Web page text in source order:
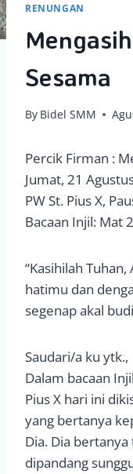
RENUNGAN
Sesama
By Bidel SMM
Percik Firman :
Jumat, 21
PW St. Pius X,
Bacaan Injil: Mat
“Kasihilah
hatimu dan
segenap akal
Saudari/a ku ytk.,
Dalam bacaan
Pius X hari ini
yang bertanya
Dia. Dia
dipandang